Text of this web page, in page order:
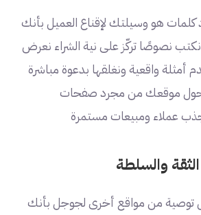
هو وسيلتك لإقناع العميل بأنك
نكتب نصوصًا تركّز على نية الشراء نعرض
أمثلة واقعية ونغلقها بدعوة مباشرة
يتحول موقعك من مجرد صفحات
جذب عملاء ومبيعات مستمرة
والسلطة
توصية من مواقع أخرى لجوجل بأنك